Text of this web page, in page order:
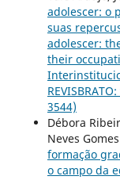
adolescer: o
suas
adolescer:
their
3544)
Débora
Neves
formação
o campo da